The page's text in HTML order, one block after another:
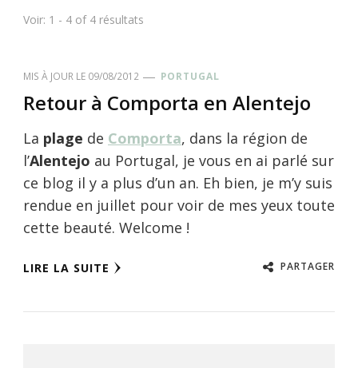
Voir: 1 - 4 of 4 résultats
MIS À JOUR LE 09/08/2012 PORTUGAL
Retour à Comporta en Alentejo
La plage de Comporta, dans la région de
l’Alentejo au Portugal, je vous en ai parlé sur
ce blog il y a plus d’un an. Eh bien, je m’y suis
rendue en juillet pour voir de mes yeux toute
cette beauté. Welcome !
LIRE LA SUITE PARTAGER